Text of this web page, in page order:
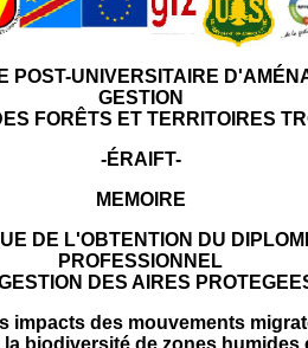
POST-UNIVERSITAIRE
GESTION
FORÊTS ET TERRITOIRES
-ÉRAIFT-
MEMOIRE
DE L'OBTENTION DU
PROFESSIONNEL
DES AIRES
impacts des mouvements
biodiversité de zones humides